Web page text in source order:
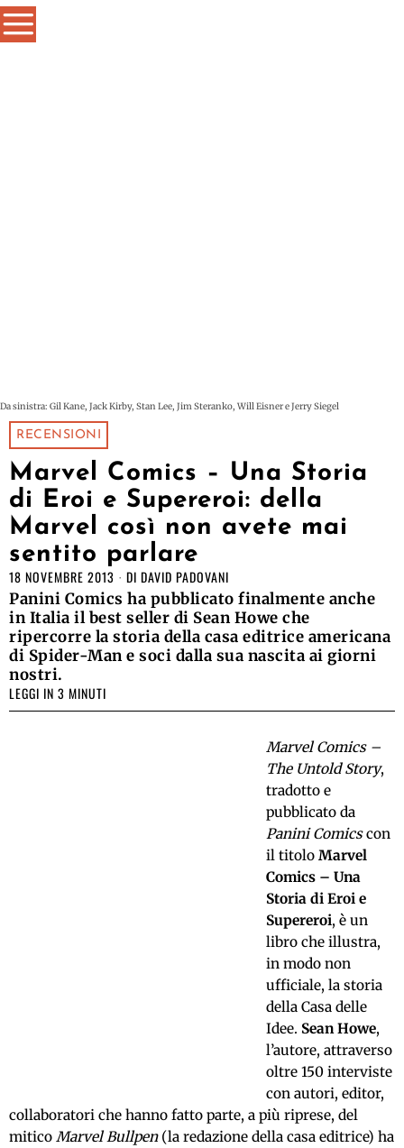
Da sinistra: Gil Kane, Jack Kirby, Stan Lee, Jim Steranko, Will Eisner e Jerry Siegel
RECENSIONI
Marvel Comics – Una Storia
di Eroi e Supereroi: della
Marvel così non avete mai
sentito parlare
18 NOVEMBRE 2013 DI DAVID PADOVANI
Panini Comics ha pubblicato finalmente anche
in Italia il best seller di Sean Howe che
ripercorre la storia della casa editrice americana
di Spider-Man e soci dalla sua nascita ai giorni
nostri.
LEGGI IN 3 MINUTI
Marvel Comics –
The Untold Story,
tradotto e
pubblicato da
Panini Comicscon
il titolo Marvel
Comics – Una
Storia di Eroi e
Supereroi, è un
libro che illustra,
in modo non
ufficiale, la storia
della Casa delle
Idee. Sean Howe,
l’autore, attraverso
oltre 150 interviste
con autori, editor,
collaboratori che hanno fatto parte, a più riprese, del
mitico Marvel Bullpen(la redazione della casa editrice) ha